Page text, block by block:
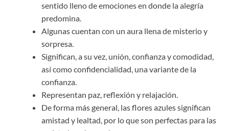
sentido lleno de emociones en donde la alegría
predomina.
Algunas cuentan con un aura llena de misterio y
sorpresa.
Significan, a su vez, unión, confianza y comodidad,
así como confidencialidad, una variante de la
confianza.
Representan paz, reflexión y relajación.
De forma más general, las flores azules significan
amistad y lealtad, por lo que son perfectas para las